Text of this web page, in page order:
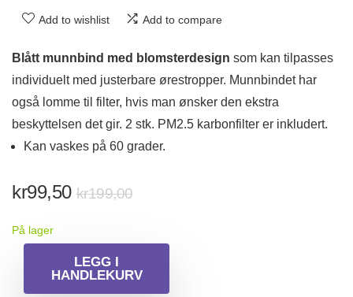
Add to wishlist Add to compare
Blått munnbind med blomsterdesign som kan tilpasses
individuelt med justerbare ørestropper. Munnbindet har
også lomme til filter, hvis man ønsker den ekstra
beskyttelsen det gir. 2 stk. PM2.5 karbonfilter er inkludert.
Kan vaskes på 60 grader.
kr199,00Opprinnelig
kr99,50
Nåværende
På lager
LEGG I
HANDLEKURV